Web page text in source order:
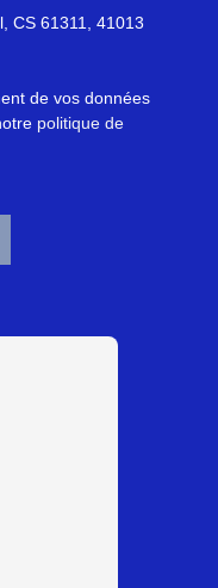
CS 61311, 41013
de vos données
politique de